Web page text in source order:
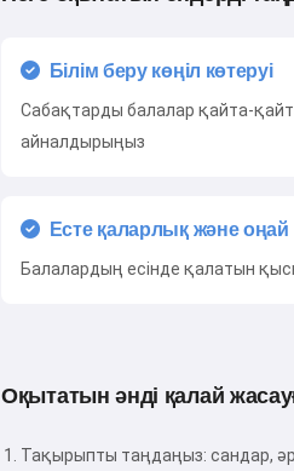
Білім беру көңіл көтеруі
Сабақтарды балалар қайта-
айналдырыңыз
Есте қаларлық және оңай
Балалардың есінде қалатын
Оқытатын әнді қалай
Тақырыпты таңдаңыз: сандар,